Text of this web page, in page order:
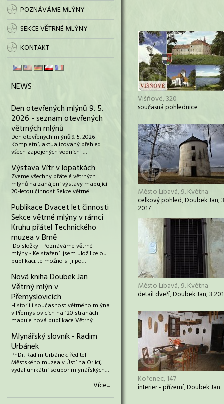
POZNÁVÁME MLÝNY
SEKCE VĚTRNÉ MLÝNY
KONTAKT
NEWS
Den otevřených mlýnů 9. 5.
2026 - seznam otevřených
větrných mlýnů
Den otevřených mlýnů 9. 5. 2026
Kompletní, aktualizovaný přehled
všech zapojených vodních i…
Výstava Vítr v lopatkách
Zveme všechny přátelé větrných
mlýnů na zahájení výstavy mapující
20-letou činnost Sekce větrné…
Publikace Dvacet let činnosti
Sekce větrné mlýny v rámci
Kruhu přátel Technického
muzea v Brně
Do složky - Poznáváme větrné
mlýny - Ke stažení jsem uložil celou
publikaci. Je možno si ji po…
Nová kniha Doubek Jan
Větrný mlýn v
Přemyslovicích
Historii i současnost větrného mlýna
v Přemyslovicích na 120 stranách
mapuje nová publikace Větrný…
Mlynářský slovník - Radim
Urbánek
PhDr. Radim Urbánek, ředitel
Městského muzea v Ústí na Orlicí,
vydal unikátní soubor mlynářských…
Více...
Višňové, 320
současná pohlednice
Město Libavá, 9. Května -
celkový pohled, Doubek Jan, 3
2017
Město Libavá, 9. Května -
detail dveří, Doubek Jan, 3
Kořenec, 147
interier - přízemí, Doubek Jan